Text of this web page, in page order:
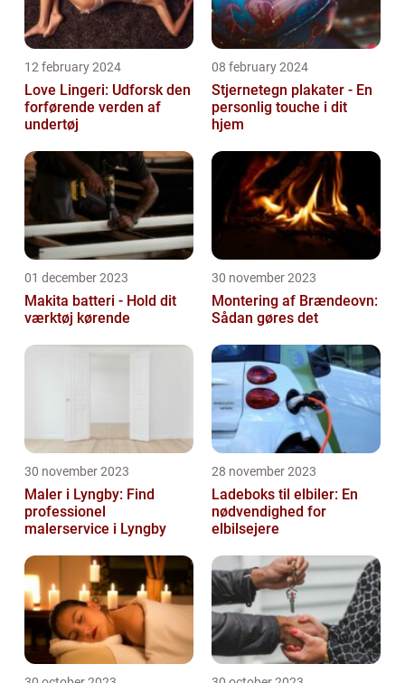
12 february 2024
Love Lingeri: Udforsk den
forførende verden af
undertøj
08 february 2024
Stjernetegn plakater - En
personlig touche i dit
hjem
01 december 2023
Makita batteri - Hold dit
værktøj kørende
30 november 2023
Montering af Brændeovn:
Sådan gøres det
30 november 2023
Maler i Lyngby: Find
professionel
malerservice i Lyngby
28 november 2023
Ladeboks til elbiler: En
nødvendighed for
elbilsejere